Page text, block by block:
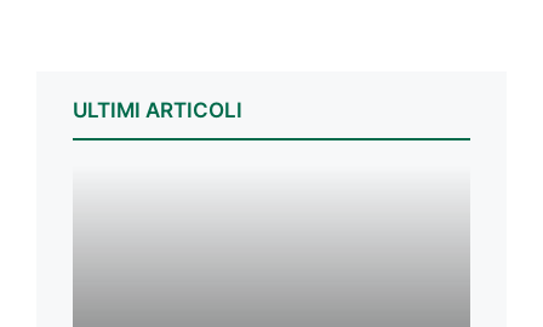
ULTIMI ARTICOLI